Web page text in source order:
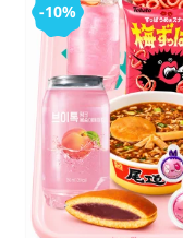
-10%